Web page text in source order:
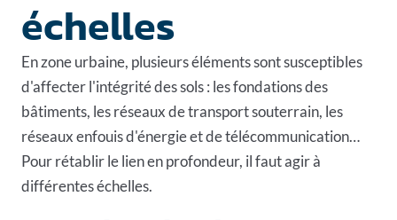
échelles
En zone urbaine, plusieurs éléments sont susceptibles
d'affecter l'intégrité des sols : les fondations des
bâtiments, les réseaux de transport souterrain, les
réseaux enfouis d'énergie et de télécommunication…
Pour rétablir le lien en profondeur, il faut agir à
différentes échelles.